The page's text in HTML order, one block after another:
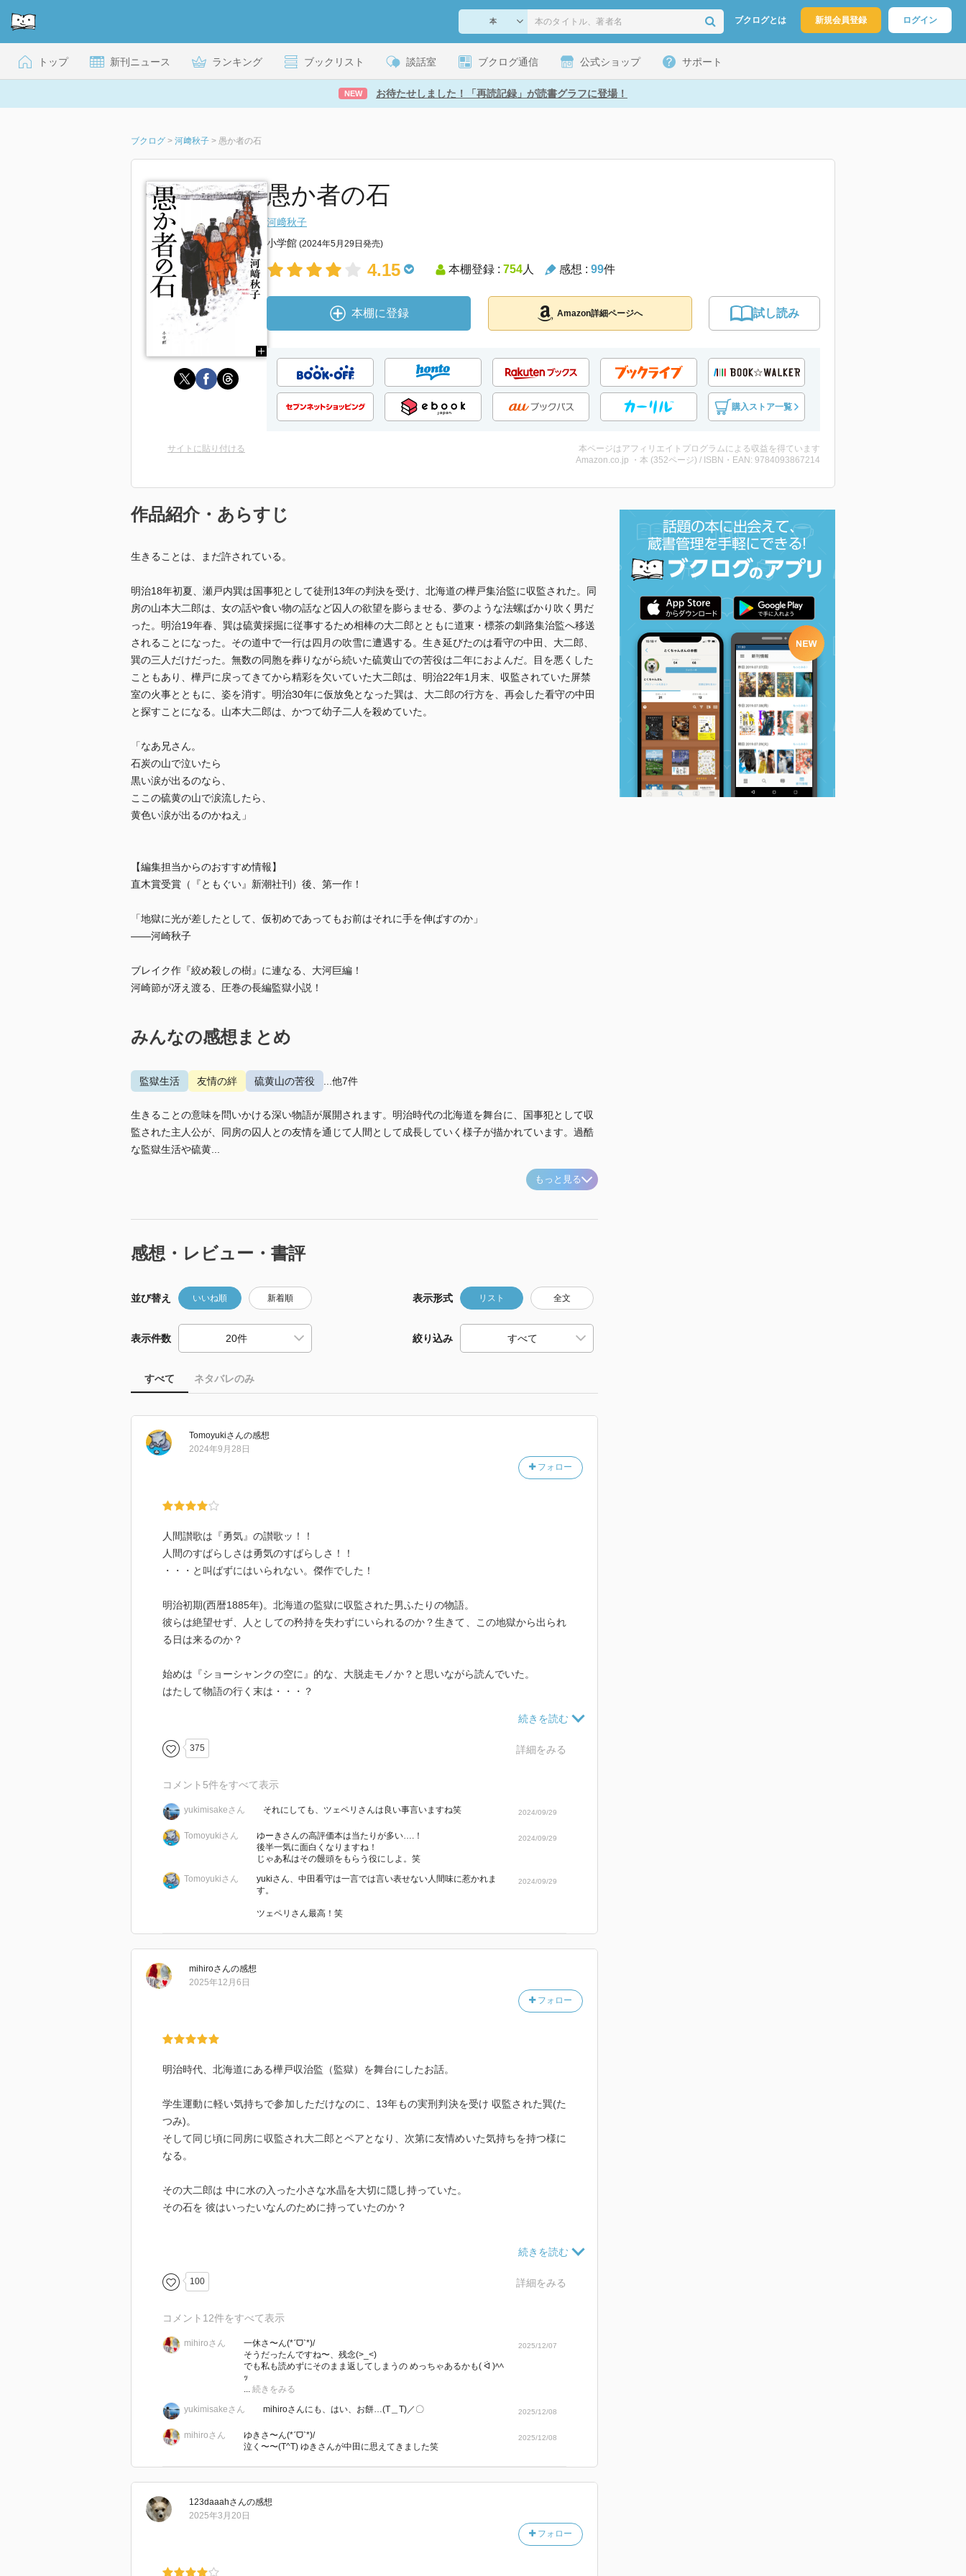
ブクログとは 新規会員登録 ログイン
トップ 新刊ニュース ランキング ブックリスト 談話室 ブクログ通信 公式ショップ サポート
NEW お待たせしました！「再読記録」が読書グラフに登場！
ブクログ > 河﨑秋子 > 愚か者の石
愚か者の石
河﨑秋子
小学館 (2024年5月29日発売)
4.15 本棚登録 : 754人 感想 : 99件
本棚に登録 Amazon詳細ページへ 試し読み
購入ストア一覧
サイトに貼り付ける
本ページはアフィリエイトプログラムによる収益を得ています
Amazon.co.jp ・本 (352ページ) / ISBN・EAN: 9784093867214
作品紹介・あらすじ
生きることは、まだ許されている。
明治18年初夏、瀬戸内巽は国事犯として徒刑13年の判決を受け、北海道の樺戸集治監に収監された。同
房の山本大二郎は、女の話や食い物の話など囚人の欲望を膨らませる、夢のような法螺ばかり吹く男だ
った。明治19年春、巽は硫黄採掘に従事するため相棒の大二郎とともに道東・標茶の釧路集治監へ移送
されることになった。その道中で一行は四月の吹雪に遭遇する。生き延びたのは看守の中田、大二郎、
巽の三人だけだった。無数の同胞を葬りながら続いた硫黄山での苦役は二年におよんだ。目を悪くした
こともあり、樺戸に戻ってきてから精彩を欠いていた大二郎は、明治22年1月末、収監されていた屏禁
室の火事とともに、姿を消す。明治30年に仮放免となった巽は、大二郎の行方を、再会した看守の中田
と探すことになる。山本大二郎は、かつて幼子二人を殺めていた。
「なあ兄さん。
石炭の山で泣いたら
黒い涙が出るのなら、
ここの硫黄の山で涙流したら、
黄色い涙が出るのかねえ」
【編集担当からのおすすめ情報】
直木賞受賞（『ともぐい』新潮社刊）後、第一作！
「地獄に光が差したとして、仮初めであってもお前はそれに手を伸ばすのか」
――河崎秋子
ブレイク作『絞め殺しの樹』に連なる、大河巨編！
河崎節が冴え渡る、圧巻の長編監獄小説！
みんなの感想まとめ
監獄生活 友情の絆 硫黄山の苦役 ...他7件
生きることの意味を問いかける深い物語が展開されます。明治時代の北海道を舞台に、国事犯として収
監された主人公が、同房の囚人との友情を通じて人間として成長していく様子が描かれています。過酷
な監獄生活や硫黄...
もっと見る
感想・レビュー・書評
並び替え いいね順 新着順 表示形式 リスト 全文
表示件数 絞り込み
すべて ネタバレのみ
Tomoyukiさんの感想
フォロー
2024年9月28日
人間讃歌は『勇気』の讃歌ッ！！
人間のすばらしさは勇気のすばらしさ！！
・・・と叫ばずにはいられない。傑作でした！
明治初期(西暦1885年)。北海道の監獄に収監された男ふたりの物語。
彼らは絶望せず、人としての矜持を失わずにいられるのか？生きて、この地獄から出られ
る日は来るのか？
始めは『ショーシャンクの空に』的な、大脱走モノか？と思いながら読んでいた。
はたして物語の行く末は・・・？
序盤は、酷寒の「樺戸集治監」での過酷な労役と、主人公である瀬戸内巽(せとうち・た
つみ)の人間的成長が描かれる。
彼は東京から送還された２０歳そこそこの甘ちゃん坊やだったが、年上の大二郎と相棒と
なり、監獄の日々を耐え抜いていく。
前半の核は、巽と大二郎の関係性だ。
おしゃべり、ホラ吹き、剽軽な大二郎は、巽にとって心許せる相手となっていく。地獄を
生き抜くのは一人では無理なのだ。
しかし、大二郎にはどこか人を煙に巻くようなところがあり・・・。
そんななか事件が起こり、彼らの文字通り「鎖で繋がれた関係」は終わりを迎える。
ここから物語は一気に面白さを増し、ある種ミステリー的展開へと進む！
すべての真相が判明し、最後の一文まで読み終えたとき、あなたにも生きる勇気がきっと
湧いてくるはず。
やるせなさと切なさを抱えていても、それでも前を向く、そんな勇気が。
375 詳細をみる
コメント 5件をすべて表示
yukimisakeさん それにしても、ツェペリさんは良い事言いますね笑 2024/09/29
Tomoyukiさん
ゆーきさんの高評価本は当たりが多い….！
後半一気に面白くなりますね！
じゃあ私はその饅頭をもらう役にしよ。笑
2024/09/29
Tomoyukiさん
yukiさん、中田看守は一言では言い表せない人間味に惹かれま
す。
ツェペリさん最高！笑
2024/09/29
mihiroさんの感想
フォロー
2025年12月6日
明治時代、北海道にある樺戸収治監（監獄）を舞台にしたお話。
学生運動に軽い気持ちで参加しただけなのに、13年もの実刑判決を受け 収監された巽(た
つみ)。
そして同じ頃に同房に収監され大二郎とペアとなり、次第に友情めいた気持ちを持つ様に
なる。
その大二郎は 中に水の入った小さな水晶を大切に隠し持っていた。
その石を 彼はいったいなんのために持っていたのか？
今の時代の刑務所の事も知ってるわけではないけど
明治時代の監獄所生活は 人権なんてあったもんじゃない様な酷さで なんだかズーンとな
そんな中 看守である中田の存在が とても良かった。
いつも表情ひとつ変えない冷淡な感じの中田が 不意に見せたあたたかさと実直さが沁み
後半は大二郎どうして？で頭の中がいっぱい。
胸が詰まるような切なさだったけど、最後は清々しい気持ちで読み終えた。
あ〜とても良かった〜。
河崎さん 他の作品も読みたくなりました ︎︎♪′
100 詳細をみる
コメント 12件をすべて表示
mihiroさん
一休さ〜ん(*ˊᗜˋ*)/
そうだったんですね〜、残念(>_<)
でも私も読めずにそのまま返してしまうの めっちゃあるかも( ᐛ )ﾍﾍ
ｯ
... 続きをみる
2025/12/07
yukimisakeさん mihiroさんにも、はい、お餅…(T＿T)／〇 2025/12/08
mihiroさん
ゆきさ〜ん(*ˊᗜˋ*)/
泣く〜〜(T^T) ゆきさんが中田に思えてきました笑
2025/12/08
123daaahさんの感想
フォロー
2025年3月20日